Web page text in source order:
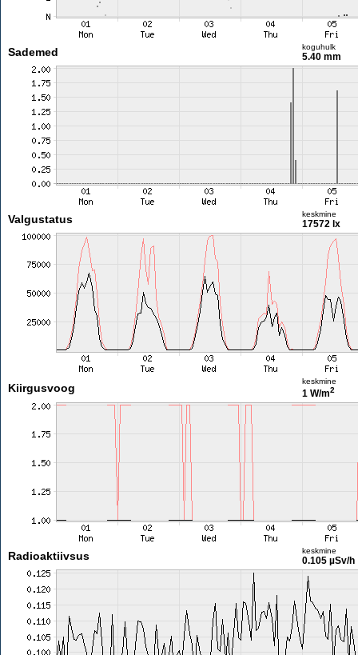
Sademed koguhulk
5.40 mm
Valgustatus keskmine
17572 lx
Kiirgusvoog
keskmine
1 W/m2
Radioaktiivsus keskmine
0.105 µSv/h